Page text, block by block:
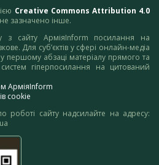
Creative Commons Attribution 4.0
зазначено інше.
з сайту АрміяInform посилання на
Для суб’єктів у сфері онлайн-медіа
першому абзаці матеріалу прямого та
гіперпосилання на цитований
АрміяInform
cookie
роботі сайту надсилайте на адресу: